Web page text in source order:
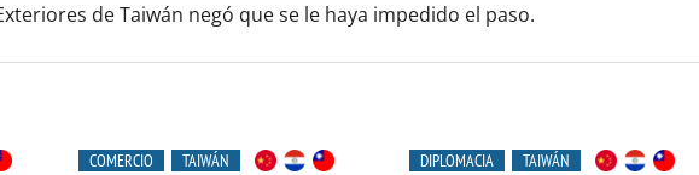
de Taiwán negó que se le haya impedido el paso.
COMERCIO TAIWÁN DIPLOMACIA TAIWÁN